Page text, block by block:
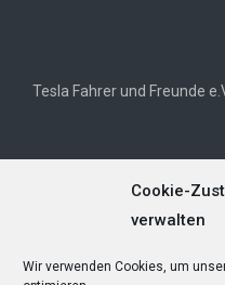
Cookie-
verwalten
Wir verwenden Cookies, um
Tesla Fahrer und Freunde
Tesla Owners Club Helvetia